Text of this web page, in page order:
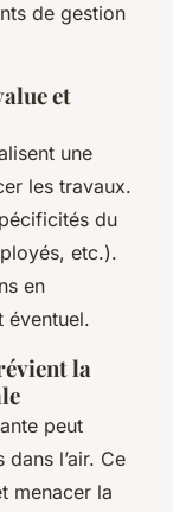
de gestion
et
une
les travaux.
du
etc.).
en
éventuel.
la
peut
l’air. Ce
menacer la